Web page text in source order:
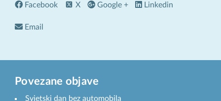
Facebook X Google + Linkedin
Email
Povezane objave
Svjetski dan bez automobila